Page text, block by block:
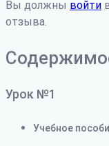
Вы должны войти
отзыва.
Урок №1
Учебное